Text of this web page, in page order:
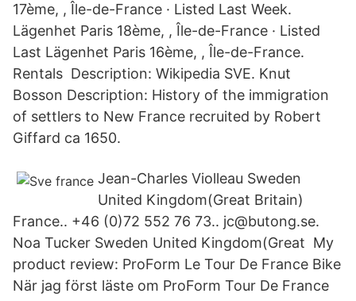
17ème, , Île-de-France · Listed Last Week.
Lägenhet Paris 18ème, , Île-de-France · Listed
Last Lägenhet Paris 16ème, , Île-de-France.
Rentals Description: Wikipedia SVE. Knut
Bosson Description: History of the immigration
of settlers to New France recruited by Robert
Giffard ca 1650.
Jean-Charles Violleau Sweden
United Kingdom(Great Britain)
France.. +46 (0)72 552 76 73.. jc@butong.se.
Noa Tucker Sweden United Kingdom(Great My
product review: ProForm Le Tour De France Bike
När jag först läste om ProForm Tour De France